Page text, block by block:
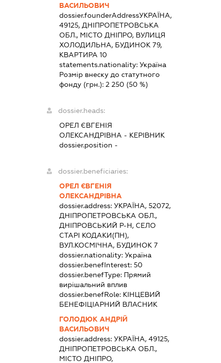
ВАСИЛЬОВИЧ
dossier.founderAddressУКРАЇНА,
49125, ДНІПРОПЕТРОВСЬКА
ОБЛ., МІСТО ДНІПРО, ВУЛИЦЯ
ХОЛОДИЛЬНА, БУДИНОК 79,
КВАРТИРА 10
statements.nationality: Україна
Розмір внеску до статутного
фонду (грн.): 2 250 (50 %)
dossier.heads:
ОРЕЛ ЄВГЕНІЯ
ОЛЕКСАНДРІВНА - КЕРІВНИК
dossier.position -
dossier.beneficiaries:
ОРЕЛ ЄВГЕНІЯ
ОЛЕКСАНДРІВНА
dossier.address: УКРАЇНА, 52072,
ДНІПРОПЕТРОВСЬКА ОБЛ.,
ДНІПРОВСЬКИЙ Р-Н, СЕЛО
СТАРІ КОДАКИ(ПН),
ВУЛ.КОСМІЧНА, БУДИНОК 7
dossier.nationality: Україна
dossier.benefInterest: 50
dossier.benefType: Прямий
вирішальний вплив
dossier.benefRole: КІНЦЕВИЙ
БЕНЕФІЦІАРНИЙ ВЛАСНИК
ГОЛОДЮК АНДРІЙ
ВАСИЛЬОВИЧ
dossier.address: УКРАЇНА, 49125,
ДНІПРОПЕТРОВСЬКА ОБЛ.,
МІСТО ДНІПРО,